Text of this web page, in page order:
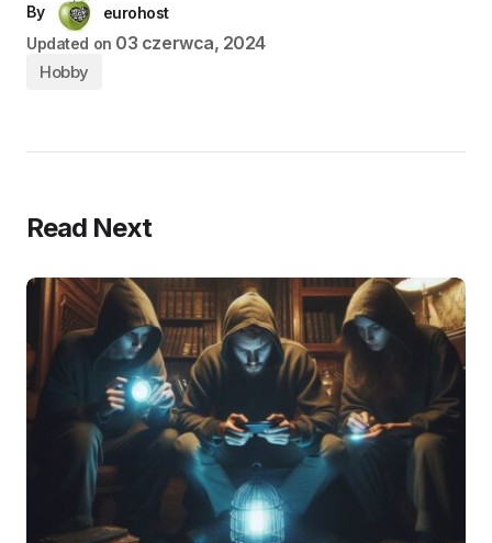
By
eurohost
Updated on 03 czerwca, 2024
Hobby
Read Next